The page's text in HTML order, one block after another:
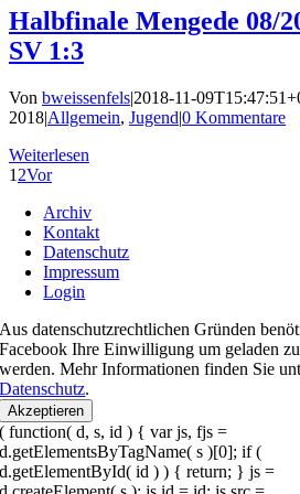
Halbfinale Mengede 08/​
SV 1:3
Von bweissenfels|2018-11-
2018|Allgemein, Jugend|0 Kommentare
Weiterlesen
1 2Vor
Archiv
Kontakt
Datenschutz
Impressum
Login
Aus datenschutzrechtlichen Gründen
Facebook Ihre Einwilligung um geladen zu
werden. Mehr Informationen finden Sie
Datenschutz.
Akzeptieren
( function( d, s, id ) { var js, fjs =
d.getElementsByTagName( s )[0]; if (
d.getElementById( id ) ) { return; } js =